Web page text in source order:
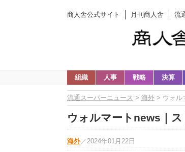
商人舎公式サイト 月刊商人舎 流
組織 人事 戦略 決算
流通スーパーニュース > 海外 > ウォル
ウォルマートnews｜
海外 ／ 2024年01月22日